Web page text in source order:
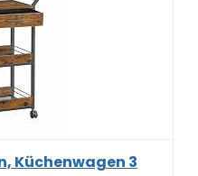
Küchenwagen 3